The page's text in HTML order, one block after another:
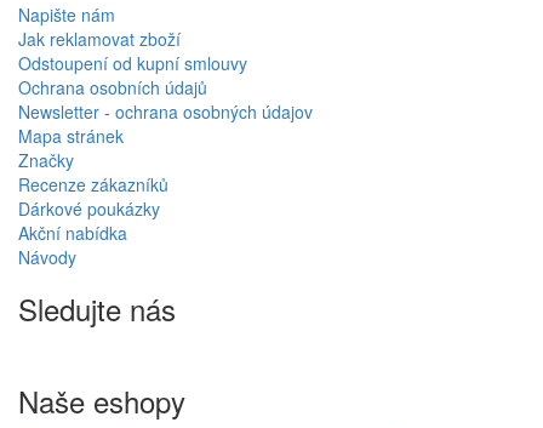
Napište nám
Jak reklamovat zboží
Odstoupení od kupní smlouvy
Ochrana osobních údajů
Newsletter - ochrana osobných údajov
Mapa stránek
Značky
Recenze zákazníků
Dárkové poukázky
Akční nabídka
Návody
Sledujte nás
Naše eshopy